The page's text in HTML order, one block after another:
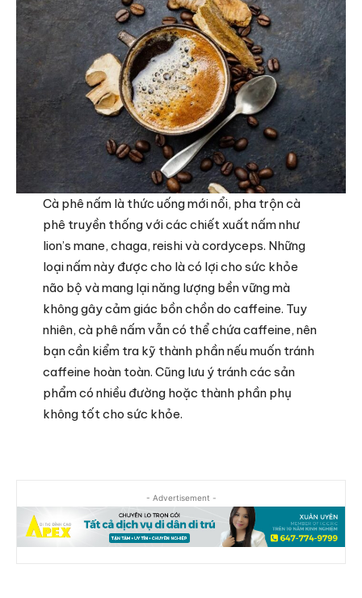
Cà phê nấm là thức uống mới nổi, pha trộn cà
phê truyền thống với các chiết xuất nấm như
lion’s mane, chaga, reishi và cordyceps. Những
loại nấm này được cho là có lợi cho sức khỏe
não bộ và mang lại năng lượng bền vững mà
không gây cảm giác bồn chồn do caffeine. Tuy
nhiên, cà phê nấm vẫn có thể chứa caffeine, nên
bạn cần kiểm tra kỹ thành phần nếu muốn tránh
caffeine hoàn toàn. Cũng lưu ý tránh các sản
phẩm có nhiều đường hoặc thành phần phụ
không tốt cho sức khỏe.
- Advertisement -